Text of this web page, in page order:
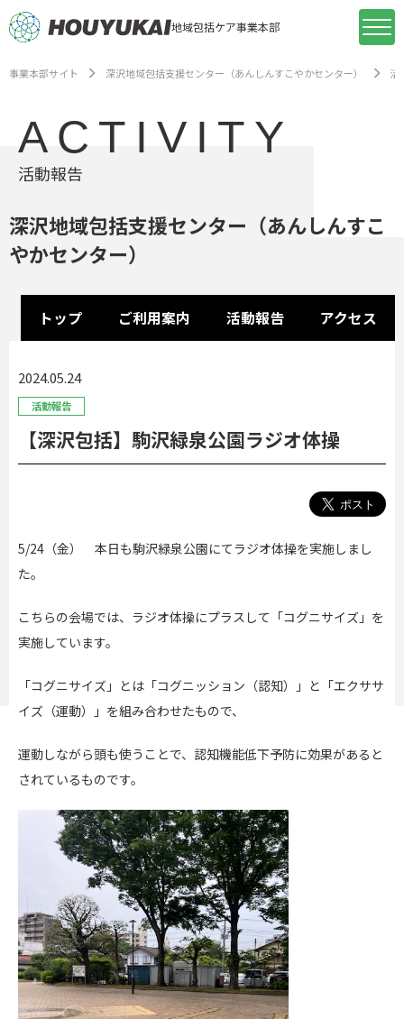
地域包括ケア事業本部
事業本部サイト 深沢地域包括支援センター（あんしんすこやかセンター） 活
ACTIVITY
活動報告
深沢地域包括支援センター（あんしんすこ
やかセンター）
トップ ご利用案内 活動報告 アクセス
2024.05.24
活動報告
【深沢包括】駒沢緑泉公園ラジオ体操
5/24（金） 本日も駒沢緑泉公園にてラジオ体操を実施しまし
た。
こちらの会場では、ラジオ体操にプラスして「コグニサイズ」を
実施しています。
「コグニサイズ」とは「コグニッション（認知）」と「エクササ
イズ（運動）」を組み合わせたもので、
運動しながら頭も使うことで、認知機能低下予防に効果があると
されているものです。